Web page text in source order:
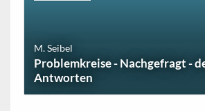
M. Seibel
Problemkreise - Nachgefragt -
Antworten